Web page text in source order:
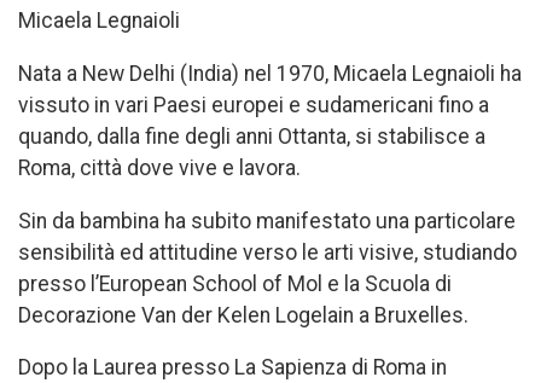
Micaela Legnaioli
Nata a New Delhi (India) nel 1970, Micaela Legnaioli ha
vissuto in vari Paesi europei e sudamericani fino a
quando, dalla fine degli anni Ottanta, si stabilisce a
Roma, città dove vive e lavora.
Sin da bambina ha subito manifestato una particolare
sensibilità ed attitudine verso le arti visive, studiando
presso l’European School of Mol e la Scuola di
Decorazione Van der Kelen Logelain a Bruxelles.
Dopo la Laurea presso La Sapienza di Roma in